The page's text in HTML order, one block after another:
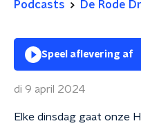
Podcasts De Rode
Speel aflevering af
di 9 april 2024
Elke dinsdag gaat onze